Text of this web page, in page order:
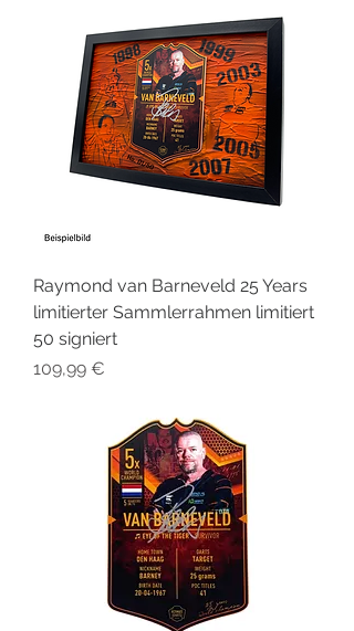
Raymond van Barneveld 25 Years
limitierter Sammlerrahmen limitiert
50 signiert
Preis
109,99 €